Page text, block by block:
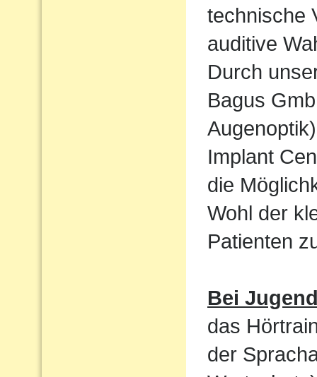
technische
auditive
Durch
Bagus
Implant
die
Wohl der
Patienten
Bei
das
der